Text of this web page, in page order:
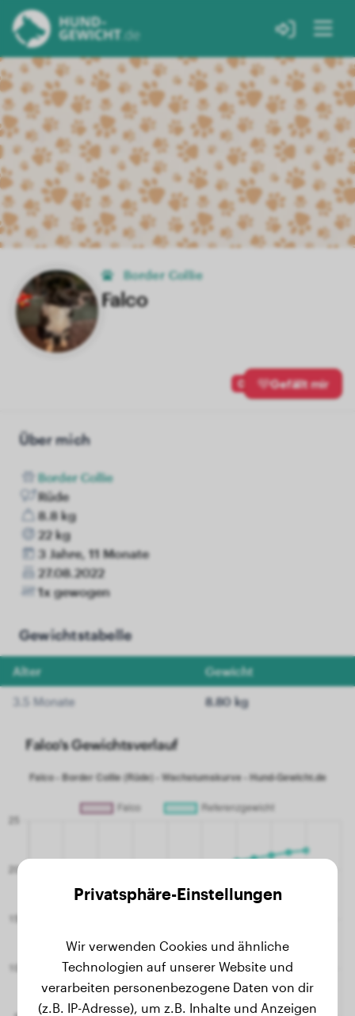
Border Collie
Falco
0 Gefällt mir
Über mich
Border Collie
Rüde
8.8 kg
22 kg
3 Jahre, 11 Monate
27.08.2022
1x gewogen
Gewichtstabelle
Alter Gewicht
3.5 Monate 8.80 kg
Falco's Gewichtsverlauf
Privatsphäre-Einstellungen
Wir verwenden Cookies und ähnliche
Technologien auf unserer Website und
verarbeiten personenbezogene Daten von dir
(z.B. IP-Adresse), um z.B. Inhalte und Anzeigen